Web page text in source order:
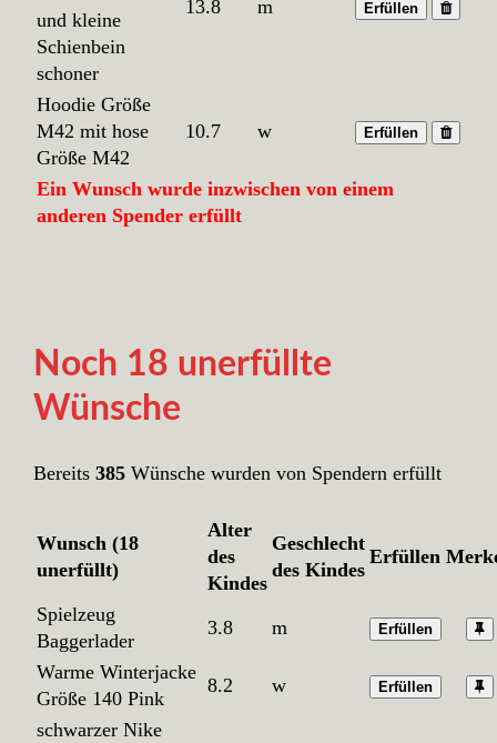
und kleine
Schienbein
schoner
13.8 m Erfüllen
Hoodie Größe
M42 mit hose
Größe M42
10.7 w Erfüllen
Ein Wunsch wurde inzwischen von einem
anderen Spender erfüllt
Noch 18 unerfüllte
Wünsche
Bereits 385Wünsche wurden von Spendern erfüllt
Wunsch (18
unerfüllt)
Alter
des
Kindes
Geschlecht
des Kindes
Erfüllen
Spielzeug
Baggerlader
3.8 m Erfüllen
Warme Winterjacke
Größe 140 Pink
8.2 w Erfüllen
schwarzer Nike